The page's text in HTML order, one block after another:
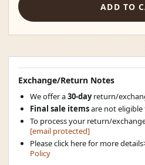
ADD TO
Exchange/Return Notes
We offer a30-dayreturn/
Final sale itemsare not
To process your return/
[email protected]
Please click here for more
Policy